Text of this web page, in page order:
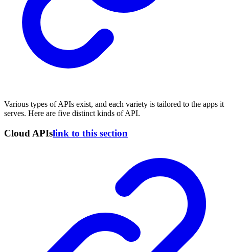
Various types of APIs exist, and each variety is tailored to the apps it
serves. Here are five distinct kinds of API.
Cloud APIslink to this section